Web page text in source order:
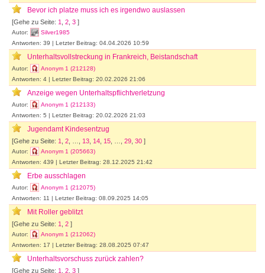
Bevor ich platze muss ich es irgendwo auslassen
[Gehe zu Seite: 1 2 3 ]
Autor:
Silver1985
Antworten: 39 | Letzter Beitrag: 04.04.2026 10:59
Unterhaltsvollstreckung in Frankreich, Beistandschaft
Autor:
Anonym 1 (212128)
Antworten: 4 | Letzter Beitrag: 20.02.2026 21:06
Anzeige wegen Unterhaltspflichtverletzung
Autor:
Anonym 1 (212133)
Antworten: 5 | Letzter Beitrag: 20.02.2026 21:03
Jugendamt Kindesentzug
[Gehe zu Seite: 1 2 13 14 15 29 30 ]
Autor:
Anonym 1 (205663)
Antworten: 439 | Letzter Beitrag: 28.12.2025 21:42
Erbe ausschlagen
Autor:
Anonym 1 (212075)
Antworten: 11 | Letzter Beitrag: 08.09.2025 14:05
Mit Roller geblitzt
[Gehe zu Seite: 1 2 ]
Autor:
Anonym 1 (212062)
Antworten: 17 | Letzter Beitrag: 28.08.2025 07:47
Unterhaltsvorschuss zurück zahlen?
[Gehe zu Seite: 1 2 3 ]